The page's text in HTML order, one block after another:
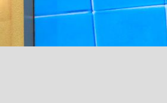
大阪税関が見つ